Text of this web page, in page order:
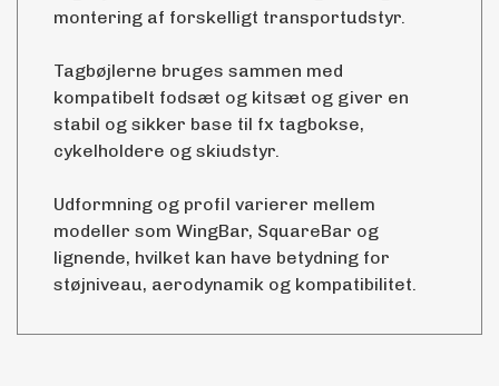
montering af forskelligt transportudstyr.
Tagbøjlerne bruges sammen med
kompatibelt fodsæt og kitsæt og giver en
stabil og sikker base til fx tagbokse,
cykelholdere og skiudstyr.
Udformning og profil varierer mellem
modeller som WingBar, SquareBar og
lignende, hvilket kan have betydning for
støjniveau, aerodynamik og kompatibilitet.